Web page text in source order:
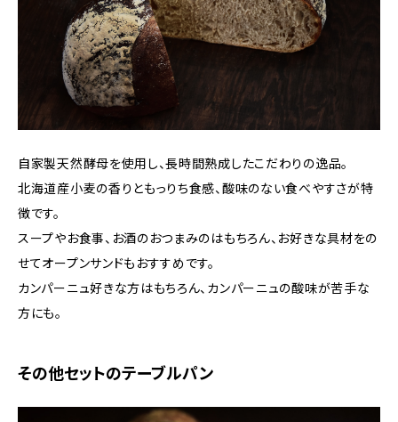
自家製天然酵母を使用し、長時間熟成したこだわりの逸品。
北海道産小麦の香りともっりち食感、酸味のない食べやすさが特
徴です。
スープやお食事、お酒のおつまみのはもちろん、お好きな具材をの
せてオープンサンドもおすすめです。
カンパーニュ好きな方はもちろん、カンパーニュの酸味が苦手な
方にも。
その他セットのテーブルパン